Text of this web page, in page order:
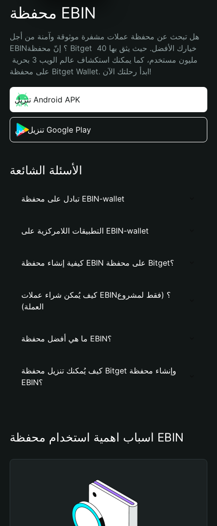
محفظة EBIN
هل تبحث عن محفظة عملات مشفرة موثوقة وآمنة من أجل
EBIN؟ إنّ محفظة Bitget خيارك الأفضل. حيث يثق بها 40
على محفظة Bitget Wallet. ابدأ رحلتك الآن!
تنزيل Android APK
تنزيل من Google Play
الأسئلة الشائعة
تبادل على محفظة EBIN-wallet
التطبيقات اللامركزية على EBIN-wallet
كيفية إنشاء محفظة EBIN على محفظة Bitget؟
كيف يُمكن شراء عملات EBIN؟ (فقط لمشروع
العملة)
ما هي أفضل محفظة EBIN؟
كيف يُمكنك تنزيل محفظة Bitget وإنشاء محفظة
EBIN؟
أسباب أهمية استخدام محفظة EBIN